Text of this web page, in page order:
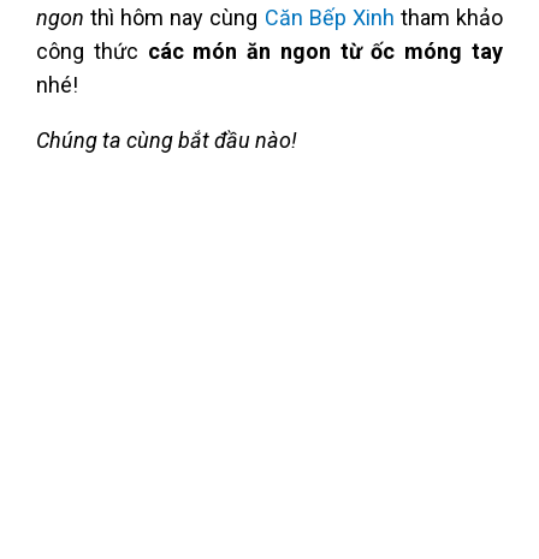
ngon thì hôm nay cùng Căn Bếp Xinh tham khảo
công thức các món ăn ngon từ ốc móng tay
nhé!
Chúng ta cùng bắt đầu nào!